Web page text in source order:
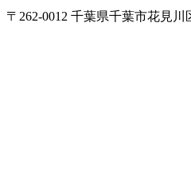
〒262-0012 千葉県千葉市花見川